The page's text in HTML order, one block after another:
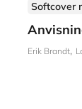
Softcover
Erik Brandt